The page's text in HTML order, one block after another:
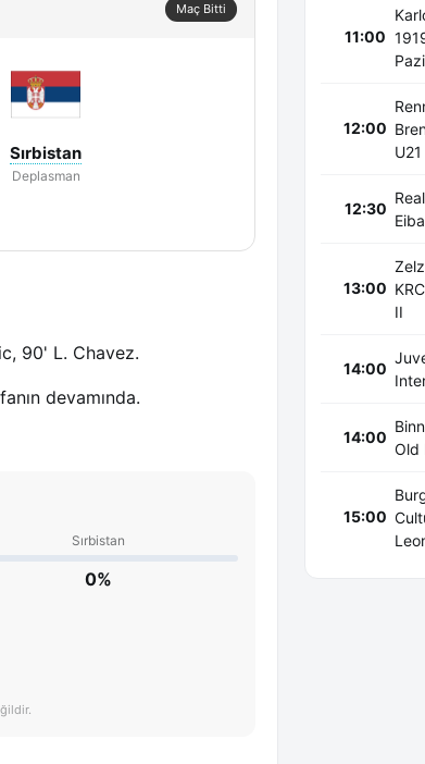
Maç Bitti
Sırbistan
Deplasman
90' L. Chavez.
devamında.
Sırbistan
0%
11:00
12:00
U21
12:30
13:00
II
14:00
14:00
Old
15:00